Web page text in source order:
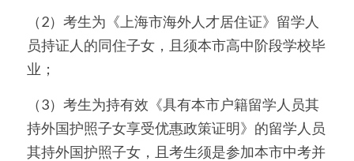
（2）考生为《上海市海外人才居住证》留学人
员持证人的同住子女，且须本市高中阶段学校毕
业；
（3）考生为持有效《具有本市户籍留学人员其
持外国护照子女享受优惠政策证明》的留学人员
其持外国护照子女，且考生须是参加本市中考并